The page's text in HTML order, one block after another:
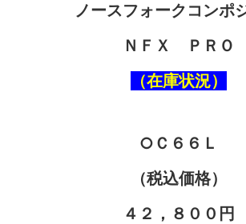
ノースフォークコンポ
ＮＦＸ ＰＲＯ
（在庫状況）
○Ｃ６６Ｌ
（税込価格）
４２，８００円